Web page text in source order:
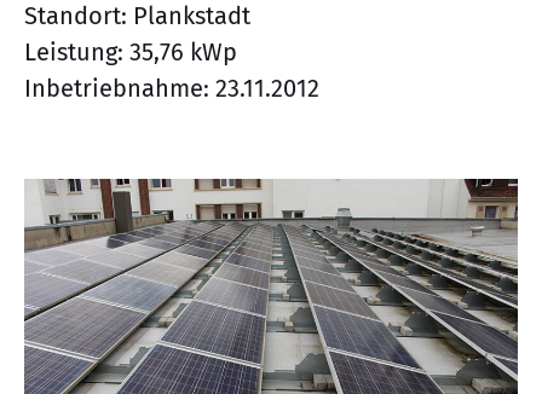
Standort: Plankstadt
Leistung: 35,76 kWp
Inbetriebnahme: 23.11.2012